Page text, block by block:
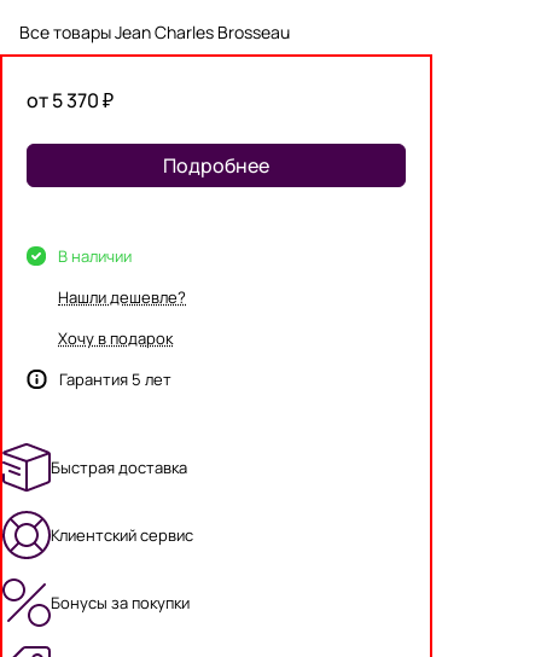
Все товары Jean Charles Brosseau
от 5 370 ₽
Подробнее
В наличии
Нашли дешевле?
Хочу в подарок
Гарантия 5 лет
Быстрая доставка
Клиентский сервис
Бонусы за покупки